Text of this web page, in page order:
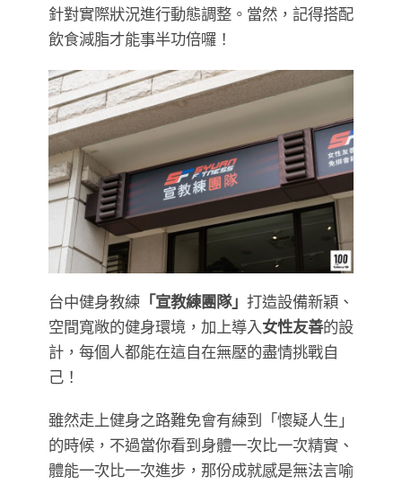
針對實際狀況進行動態調整。當然，記得搭配
飲食減脂才能事半功倍囉！
台中健身教練 「宣教練團隊」 打造設備新穎、
空間寬敞的健身環境，加上導入女性友善的設
計，每個人都能在這自在無壓的盡情挑戰自
己！
雖然走上健身之路難免會有練到「懷疑人生」
的時候，不過當你看到身體一次比一次精實、
體能一次比一次進步，那份成就感是無法言喻